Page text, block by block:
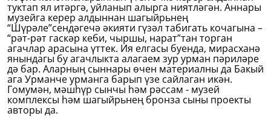
туктап ял итәргә, уйланып алырга ниятләгән. Аннары
музейга керер алдыннан шагыйрьнең
“Шүрәле”сендәгечә әкияти гүзәл табигать кочагына –
“рәт-рәт гаскәр кеби, чыр­шы, нарат”тан торган
агачлар арасына үттек. Ия елгасы буенда, мирасханә
янындагы бу агачлыкта алагаем зур урман пәриләре
дә бар. Аларның сыннары өчен материалны да Бакый
ага Урманче урманга барып үзе сайлаган икән.
Гомумән, мәшһүр сынчы һәм рәссам - музей
комплексы һәм шагыйрьнең бронза сыны проекты
авторы да.